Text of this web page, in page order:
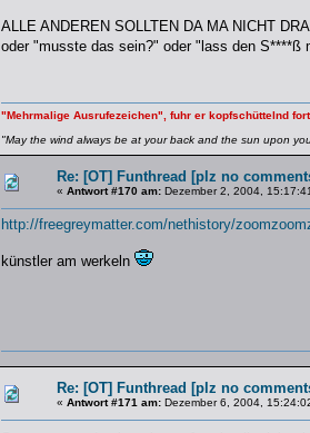
ALLE ANDEREN SOLLTEN DA MA NICHT
oder "musste das sein?" oder "lass den S****ß
"Mehrmalige Ausrufezeichen", fuhr er kopfschüttelnd
"May the wind always be at your back and the sun upon
Re: [OT] Funthread [plz no
« Antwort #170 am: Dezember 2, 2004,
http://freegreymatter.com/nethistory/
künstler am werkeln
Re: [OT] Funthread [plz no
« Antwort #171 am: Dezember 6, 2004,